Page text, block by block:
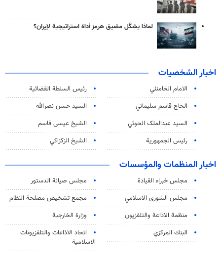
لماذا يشكّل مضيق هرمز أداة استراتيجية لإيران؟
اخبار الشخصيات
الامام الخامنئي
رئیس السلطة القضائیة
الحاج قاسم سليماني
السيد حسن نصرالله
السید عبدالملک الحوثي
الشيخ عيسى قاسم
رئيس الجمهورية
الشيخ الزكزاكي
اخبار المنظمات والمؤسسات
مجلس خبراء القيادة
مجلس صيانة الدستور
مجلس الشورى الاسلامي
مجمع تشخيص مصلحة النظام
منظمة الاذاعة والتلفزیون
وزارة الخارجية
البنك المركزي
اتحاد الاذاعات والتلفزيونات
الاسلامية